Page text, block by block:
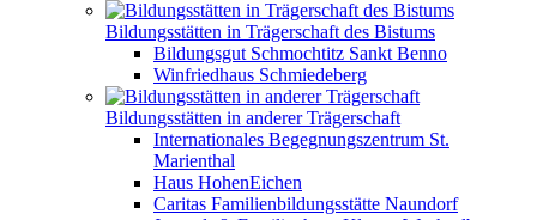
Bildungsstätten in Trägerschaft des Bistums
Bildungsgut Schmochtitz Sankt Benno
Winfriedhaus Schmiedeberg
Bildungsstätten in anderer Trägerschaft
Internationales Begegnungszentrum St.
Marienthal
Haus HohenEichen
Caritas Familienbildungsstätte Naundorf